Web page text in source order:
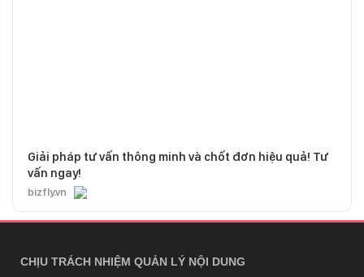
Giải pháp tư vấn thông minh và chốt đơn hiệu quả! Tư
vấn ngay!
bizfly.vn
CHỊU TRÁCH NHIỆM QUẢN LÝ NỘI DUNG